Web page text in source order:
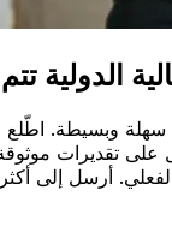
على تقديرات